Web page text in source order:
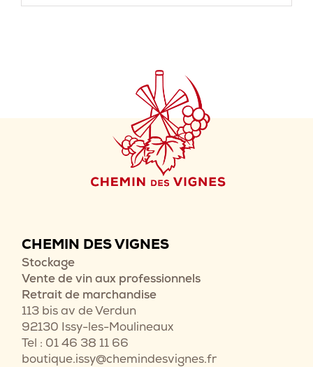
CHEMIN DES VIGNES
Stockage
Vente de vin aux professionnels
Retrait de marchandise
113 bis av de Verdun
92130 Issy-les-Moulineaux
Tel : 01 46 38 11 66
boutique.issy@chemindesvignes.fr